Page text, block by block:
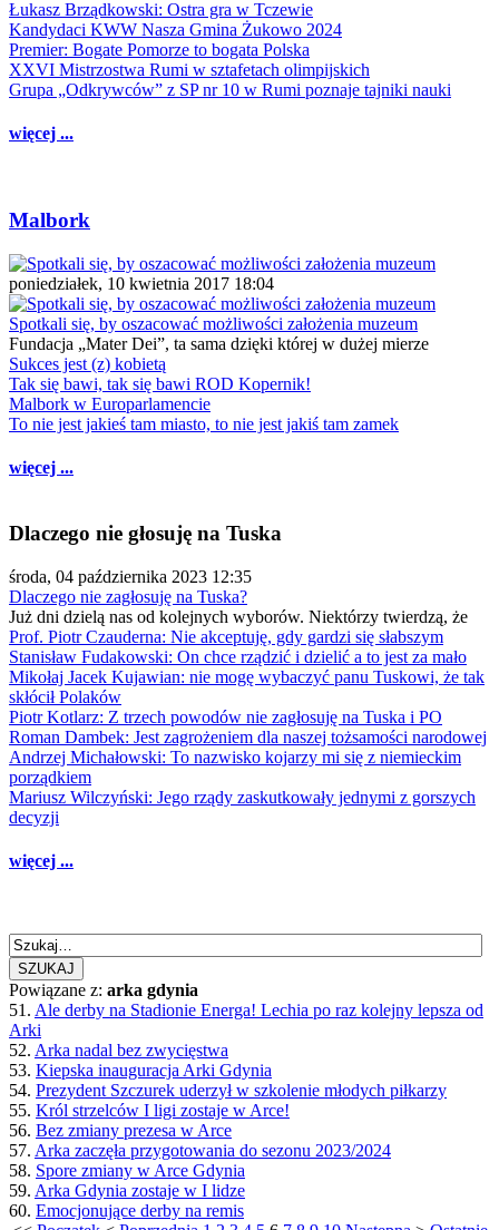
Łukasz Brządkowski: Ostra gra w Tczewie
Kandydaci KWW Nasza Gmina Żukowo 2024
Premier: Bogate Pomorze to bogata Polska
XXVI Mistrzostwa Rumi w sztafetach olimpijskich
Grupa „Odkrywców” z SP nr 10 w Rumi poznaje tajniki nauki
więcej ...
Malbork
poniedziałek, 10 kwietnia 2017 18:04
Spotkali się, by oszacować możliwości założenia muzeum
Fundacja „Mater Dei”, ta sama dzięki której w dużej mierze
Sukces jest (z) kobietą
Tak się bawi, tak się bawi ROD Kopernik!
Malbork w Europarlamencie
To nie jest jakieś tam miasto, to nie jest jakiś tam zamek
więcej ...
Dlaczego nie głosuję na Tuska
środa, 04 października 2023 12:35
Dlaczego nie zagłosuję na Tuska?
Już dni dzielą nas od kolejnych wyborów. Niektórzy twierdzą, że
Prof. Piotr Czauderna: Nie akceptuję, gdy gardzi się słabszym
Stanisław Fudakowski: On chce rządzić i dzielić a to jest za mało
Mikołaj Jacek Kujawian: nie mogę wybaczyć panu Tuskowi, że tak
skłócił Polaków
Piotr Kotlarz: Z trzech powodów nie zagłosuję na Tuska i PO
Roman Dambek: Jest zagrożeniem dla naszej tożsamości narodowej
Andrzej Michałowski: To nazwisko kojarzy mi się z niemieckim
porządkiem
Mariusz Wilczyński: Jego rządy zaskutkowały jednymi z gorszych
decyzji
więcej ...
SZUKAJ
Powiązane z: arka gdynia
51. Ale derby na Stadionie Energa! Lechia po raz kolejny lepsza od
Arki
52. Arka nadal bez zwycięstwa
53. Kiepska inauguracja Arki Gdynia
54. Prezydent Szczurek uderzył w szkolenie młodych piłkarzy
55. Król strzelców I ligi zostaje w Arce!
56. Bez zmiany prezesa w Arce
57. Arka zaczęła przygotowania do sezonu 2023/2024
58. Spore zmiany w Arce Gdynia
59. Arka Gdynia zostaje w I lidze
60. Emocjonujące derby na remis